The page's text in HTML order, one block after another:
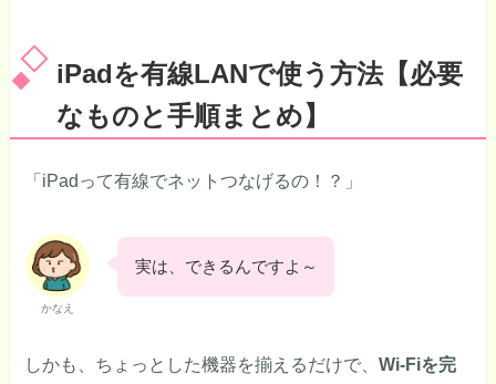
iPadを有線LANで使う方法【必要
なものと手順まとめ】
「iPadって有線でネットつなげるの！？」
かなえ
実は、できるんですよ～
しかも、ちょっとした機器を揃えるだけで、Wi-Fiを完